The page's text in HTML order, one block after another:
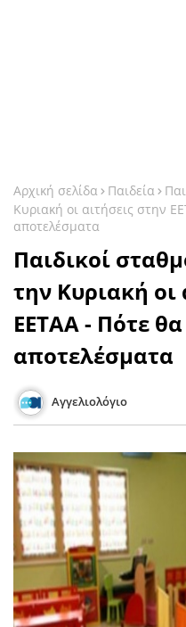
Αρχική σελίδα Παιδεία
Κυριακή οι αιτήσεις στην
αποτελέσματα
Παιδικοί
την Κυριακή οι
ΕΕΤΑΑ - Πότε
αποτελέσματα
Αγγελιολόγιο